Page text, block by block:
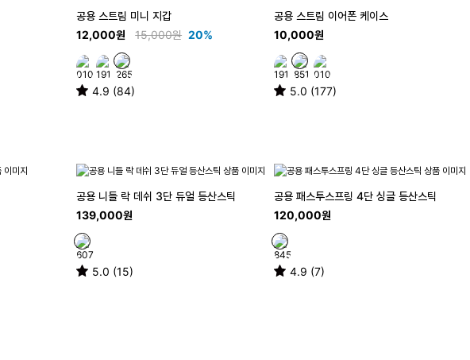
공용 스트림 미니 지갑
12,000원
15,000원 20%
4.9 (84)
공용 스트림 이어폰 케이스
10,000원
5.0 (177)
공용 니들 락 데쉬 3단 듀얼 등산스틱
139,000원
5.0 (15)
공용 패스투스프링 4단 싱글 등산스틱
120,000원
4.9 (7)